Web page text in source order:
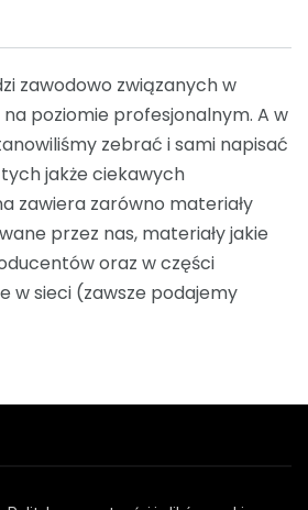
zawodowo związanych w
poziomie profesjonalnym. A w
zebrać i sami napisać
jakże ciekawych
zawiera zarówno materiały
przez nas, materiały jakie
oraz w części
w sieci (zawsze podajemy